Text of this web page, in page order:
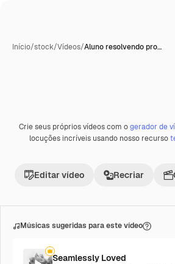
Início/stock/Vídeos/Aluno resolvendo pro…
Crie seus próprios vídeos com ogerador de
locuções incríveis usando nosso recurso
Editar vídeo Recriar
Músicas sugeridas para este vídeo
Seamlessly Loved